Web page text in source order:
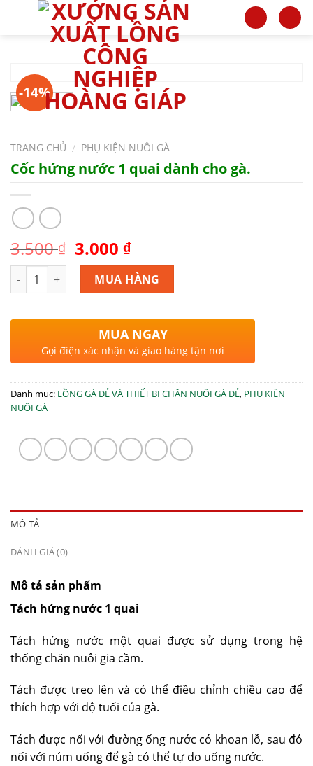
-14%
TRANG CHỦ / PHỤ KIỆN NUÔI GÀ
Cốc hứng nước 1 quai dành cho gà.
3.500₫ 3.000₫
Số lượng MUA HÀNG
MUA NGAY
Gọi điện xác nhận và giao hàng tận nơi
Danh mục: LỒNG GÀ ĐẺ VÀ THIẾT BỊ CHĂN NUÔI GÀ ĐẺ, PHỤ KIỆN
NUÔI GÀ
MÔ TẢ
ĐÁNH GIÁ (0)
Mô tả sản phẩm
Tách hứng nước 1 quai
Tách hứng nước một quai được sử dụng trong hệ
thống chăn nuôi gia cầm.
Tách được treo lên và có thể điều chỉnh chiều cao để
thích hợp với độ tuổi của gà.
Tách được nối với đường ống nước có khoan lỗ, sau đó
nối với núm uống để gà có thể tự do uống nước.